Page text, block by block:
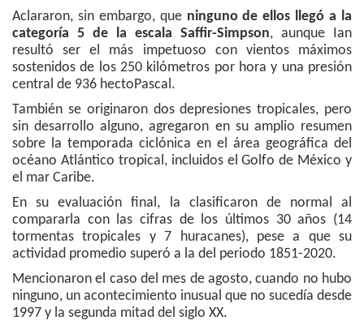
Aclararon, sin embargo, que ninguno de ellos llegó a la
categoría 5 de la escala Saffir-Simpson, aunque Ian
resultó ser el más impetuoso con vientos máximos
sostenidos de los 250 kilómetros por hora y una presión
central de 936 hectoPascal.
También se originaron dos depresiones tropicales, pero
sin desarrollo alguno, agregaron en su amplio resumen
sobre la temporada ciclónica en el área geográfica del
océano Atlántico tropical, incluidos el Golfo de México y
el mar Caribe.
En su evaluación final, la clasificaron de normal al
compararla con las cifras de los últimos 30 años (14
tormentas tropicales y 7 huracanes), pese a que su
actividad promedio superó a la del periodo 1851-2020.
Mencionaron el caso del mes de agosto, cuando no hubo
ninguno, un acontecimiento inusual que no sucedía desde
1997 y la segunda mitad del siglo XX.